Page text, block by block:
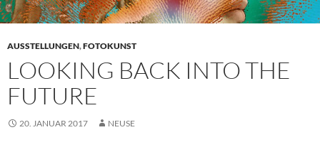
AUSSTELLUNGEN,FOTOKUNST
LOOKING BACK INTO THE
FUTURE
20. JANUAR 2017 NEUSE